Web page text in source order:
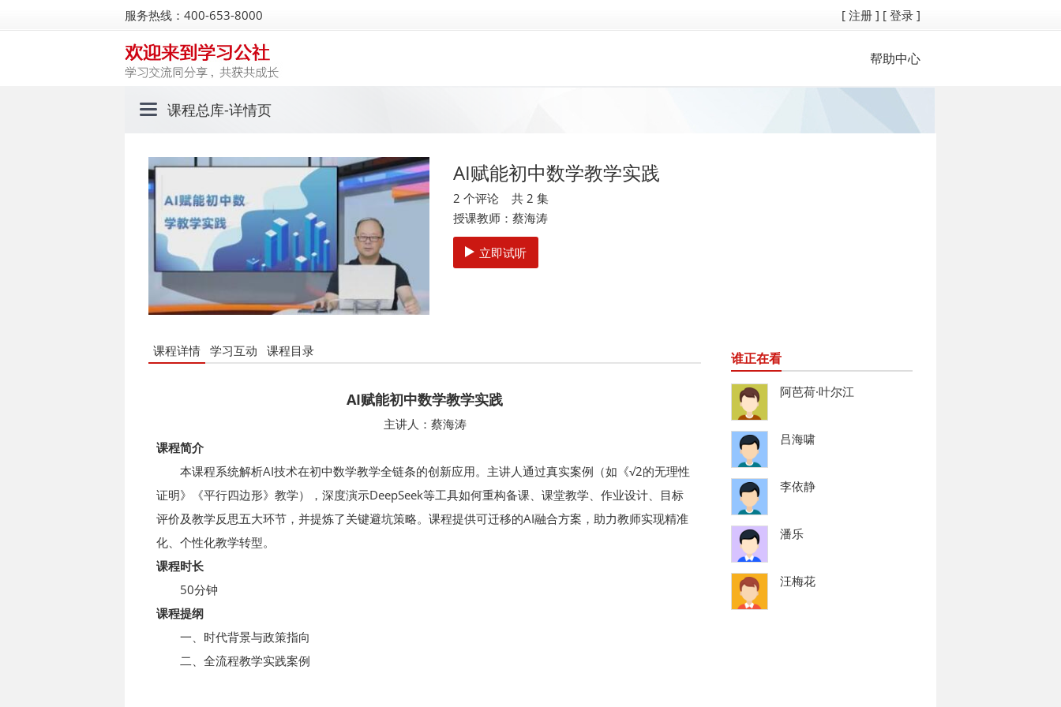
服务热线：400-653-8000 [ 注册 ] [ 登录 ]
帮助中心
课程总库-详情页
AI赋能初中数学教学实践
2 个评论 共 2 集
授课教师：蔡海涛
立即试听
课程详情 学习互动 课程目录
AI赋能初中数学教学实践
主讲人：蔡海涛
课程简介
本课程系统解析AI技术在初中数学教学全链条的创新应用。主讲人通过真实案例（如《√2的无理性
证明》《平行四边形》教学），深度演示DeepSeek等工具如何重构备课、课堂教学、作业设计、目标
评价及教学反思五大环节，并提炼了关键避坑策略。课程提供可迁移的AI融合方案，助力教师实现精准
化、个性化教学转型。
课程时长
50分钟
课程提纲
一、时代背景与政策指向
二、全流程教学实践案例
谁正在看
阿芭荷·叶尔江
吕海啸
李依静
潘乐
汪梅花